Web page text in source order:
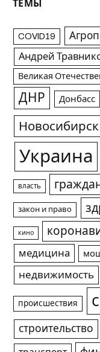
ТЕМЫ
COVID19
Андрей
Великая
ДНР Донбасс
Новосибирск
Украина
власть
закон и право
кино
медицина
недвижимость
происшествия
строительство